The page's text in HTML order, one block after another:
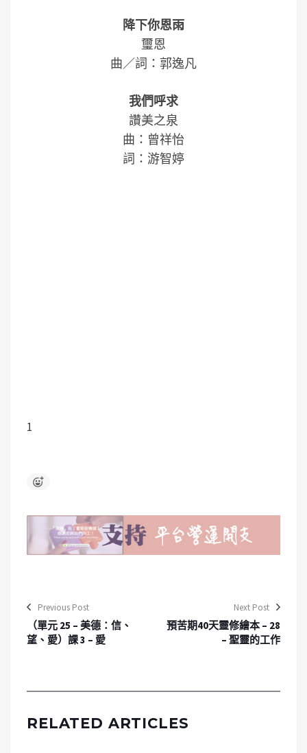
降下你恩雨
璽恩
曲／詞：郭逸凡
我們呼求
讚美之泉
曲：曾祥怡
詞：游智婷
1
Previous Post
（單元 25 – 美德：信、
望、愛）課 3 – 愛
Next Post
預苦期40天靈修繪本 – 28
– 聖靈的工作
RELATED ARTICLES